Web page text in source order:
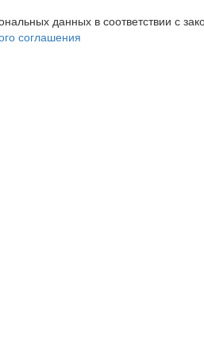
данных в соответствии с
соглашения